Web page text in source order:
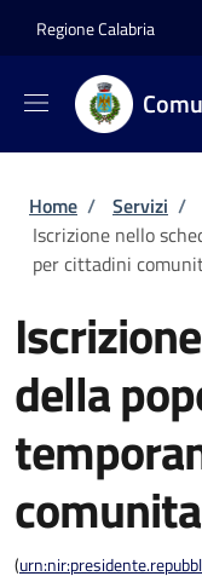
Regione Calabria
Briciole
Home / Servizi /
Iscrizione nello
per cittadini
della
(